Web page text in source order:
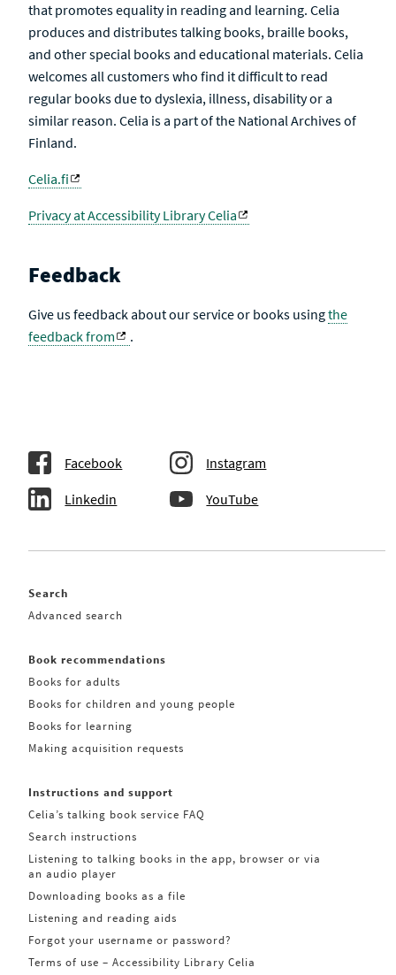
that promotes equality in reading and learning. Celia
produces and distributes talking books, braille books,
and other special books and educational materials. Celia
welcomes all customers who find it difficult to read
regular books due to dyslexia, illness, disability or a
similar reason. Celia is a part of the National Archives of
Finland.
Celia.fi
Privacy at Accessibility Library Celia
Feedback
Give us feedback about our service or books usingthe
feedback from
.
Facebook Instagram
Linkedin YouTube
Search
Advanced search
Book recommendations
Books for adults
Books for children and young people
Books for learning
Making acquisition requests
Instructions and support
Celia’s talking book service FAQ
Search instructions
Listening to talking books in the app, browser or via
an audio player
Downloading books as a file
Listening and reading aids
Forgot your username or password?
Terms of use – Accessibility Library Celia